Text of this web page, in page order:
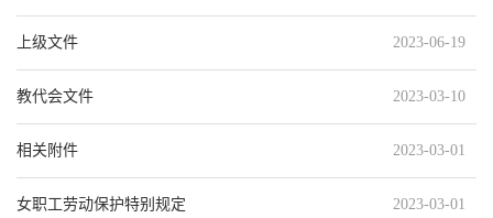
上级文件 2023-06-19
教代会文件 2023-03-10
相关附件 2023-03-01
女职工劳动保护特别规定 2023-03-01